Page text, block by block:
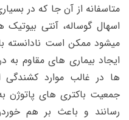
متاسفانه از آن جا که در
اسهال گوساله، آنتی
میشود ممکن است نادانسته
ایجاد بیماری های مقاوم به
ها در غالب موارد کشندگی
جمعیت باکتری های پاتوژن
رسانند و باعث بر هم